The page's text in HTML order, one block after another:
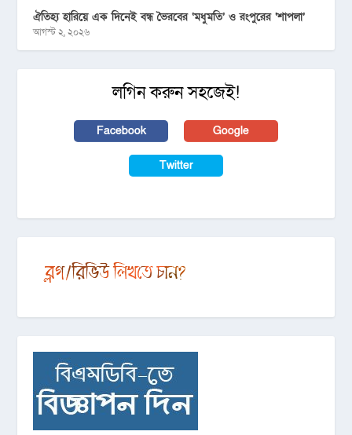
ঐতিহ্য হারিয়ে এক দিনেই বন্ধ ভৈরবের ‘মধুমতি’ ও রংপুরের ‘শাপলা’
আগস্ট ২, ২০২৬
লগিন করুন সহজেই!
Facebook Google
Twitter